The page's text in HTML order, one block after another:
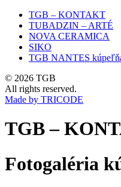
TGB – KONTAKT
TUBADZIN – ARTÉ
NOVA CERAMICA
SIKO
TGB NANTES
© 2026 TGB
All rights reserved.
Made by TRICODE
TGB –
Fotogaléria